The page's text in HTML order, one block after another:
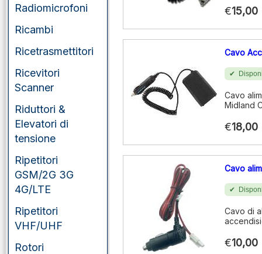
Radiomicrofoni
Ricambi
Ricetrasmettitori
Ricevitori
Scanner
Riduttori &
Elevatori di
tensione
Ripetitori
GSM/2G 3G
4G/LTE
Ripetitori
VHF/UHF
Rotori
€15,00
Cavo
Cavo
Midland
€18,00
Cavo
Cavo di
€10,00